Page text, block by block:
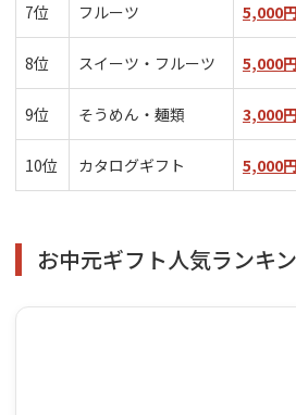
7位 フルーツ 5,000
8位 スイーツ・フルーツ 5,000
9位 そうめん・麺類 3,000
10位 カタログギフト 5,000
お中元ギフト人気ランキ